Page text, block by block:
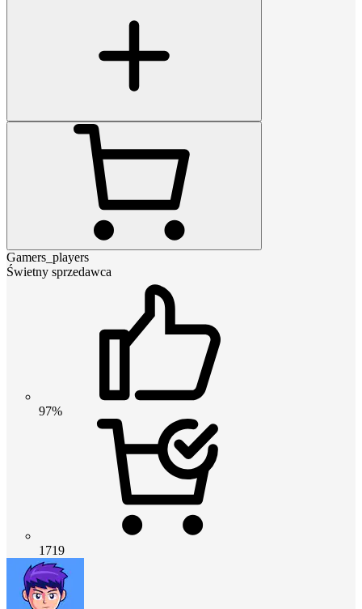
Gamers_players
Świetny sprzedawca
97%
1719